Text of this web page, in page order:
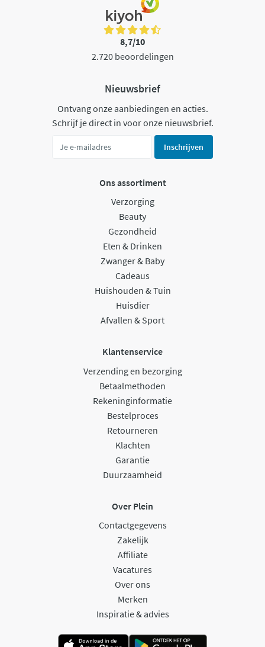
8,7/10
2.720 beoordelingen
Nieuwsbrief
Ontvang onze aanbiedingen en acties.
Schrijf je direct in voor onze nieuwsbrief.
Inschrijven
Ons assortiment
Verzorging
Beauty
Gezondheid
Eten & Drinken
Zwanger & Baby
Cadeaus
Huishouden & Tuin
Huisdier
Afvallen & Sport
Klantenservice
Verzending en bezorging
Betaalmethoden
Rekeninginformatie
Bestelproces
Retourneren
Klachten
Garantie
Duurzaamheid
Over Plein
Contactgegevens
Zakelijk
Affiliate
Vacatures
Over ons
Merken
Inspiratie & advies